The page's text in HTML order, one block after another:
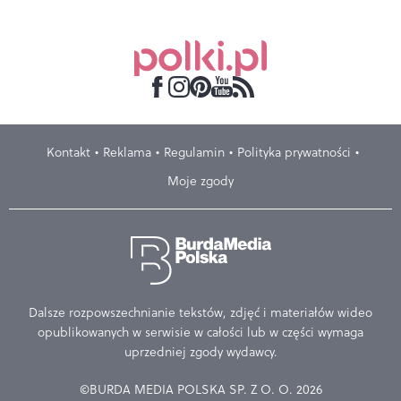
Kontakt Reklama Regulamin
Polityka prywatności
Moje zgody
Dalsze rozpowszechnianie tekstów, zdjęć i materiałów wideo
opublikowanych w serwisie w całości lub w części wymaga
uprzedniej zgody wydawcy.
©BURDA MEDIA POLSKA SP. Z O. O. 2026